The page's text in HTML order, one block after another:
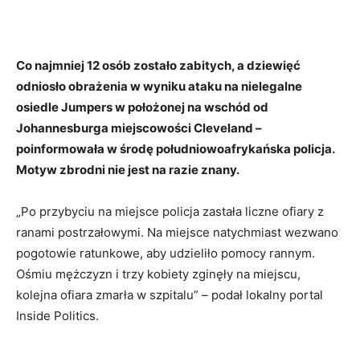
Co najmniej 12 osób zostało zabitych, a dziewięć
odniosło obrażenia w wyniku ataku na nielegalne
osiedle Jumpers w położonej na wschód od
Johannesburga miejscowości Cleveland –
poinformowała w środę południowoafrykańska policja.
Motyw zbrodni nie jest na razie znany.
„Po przybyciu na miejsce policja zastała liczne ofiary z
ranami postrzałowymi. Na miejsce natychmiast wezwano
pogotowie ratunkowe, aby udzieliło pomocy rannym.
Ośmiu mężczyzn i trzy kobiety zginęły na miejscu,
kolejna ofiara zmarła w szpitalu” – podał lokalny portal
Inside Politics.